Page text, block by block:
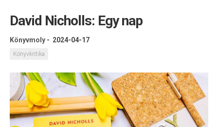
Kapcsolat
Olvasó sarok
Könyveim
Rólam
David Nicholls: Egy nap
Könyvmoly - 2024-04-17
Könyvkritika